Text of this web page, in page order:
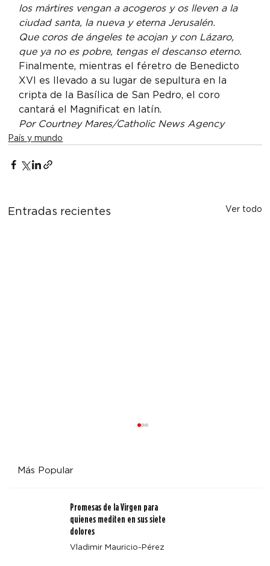
los mártires vengan a acogeros y os lleven a la
ciudad santa, la nueva y eterna Jerusalén.
Que coros de ángeles te acojan y con Lázaro,
que ya no es pobre, tengas el descanso eterno.
Finalmente, mientras el féretro de Benedicto
XVI es llevado a su lugar de sepultura en la
cripta de la Basílica de San Pedro, el coro
cantará el Magnificat en latín.
Por Courtney Mares/Catholic News Agency
País y mundo
Entradas recientes Ver todo
Cuatro enseñanzas clave de Magnifica Humanitas
Más Popular
Promesas de la Virgen para
quienes mediten en sus siete
dolores
Vladimir Mauricio-Pérez